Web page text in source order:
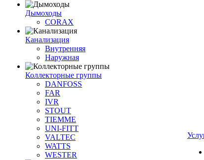
Дымоходы
CORAX
Канализация
Внутренняя
Наружная
Коллекторные группы
DANFOSS
FAR
IVR
STOUT
TIEMME
UNI-FITT
VALTEC
WATTS
WESTER